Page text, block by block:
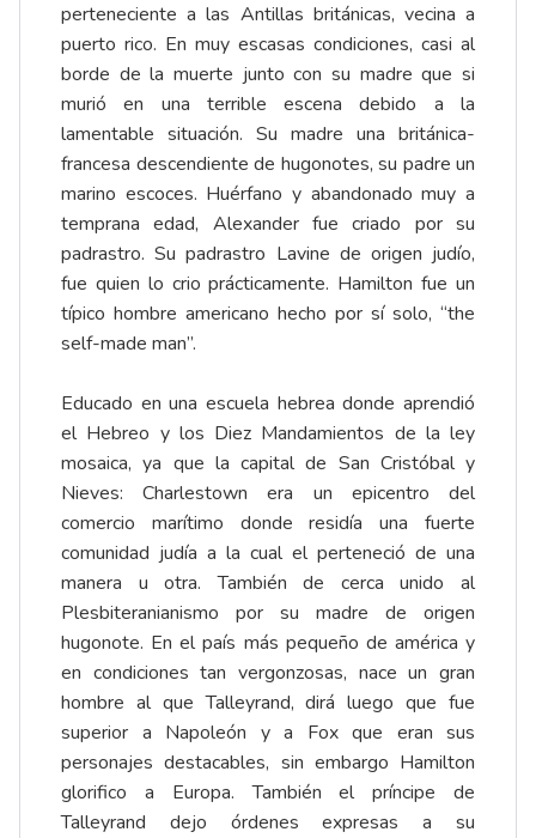
perteneciente a las Antillas británicas, vecina a
puerto rico. En muy escasas condiciones, casi al
borde de la muerte junto con su madre que si
murió en una terrible escena debido a la
lamentable situación. Su madre una británica-
francesa descendiente de hugonotes, su padre un
marino escoces. Huérfano y abandonado muy a
temprana edad, Alexander fue criado por su
padrastro. Su padrastro Lavine de origen judío,
fue quien lo crio prácticamente. Hamilton fue un
típico hombre americano hecho por sí solo, “the
self-made man”.
Educado en una escuela hebrea donde aprendió
el Hebreo y los Diez Mandamientos de la ley
mosaica, ya que la capital de San Cristóbal y
Nieves: Charlestown era un epicentro del
comercio marítimo donde residía una fuerte
comunidad judía a la cual el perteneció de una
manera u otra. También de cerca unido al
Plesbiteranianismo por su madre de origen
hugonote. En el país más pequeño de américa y
en condiciones tan vergonzosas, nace un gran
hombre al que Talleyrand, dirá luego que fue
superior a Napoleón y a Fox que eran sus
personajes destacables, sin embargo Hamilton
glorifico a Europa. También el príncipe de
Talleyrand dejo órdenes expresas a su